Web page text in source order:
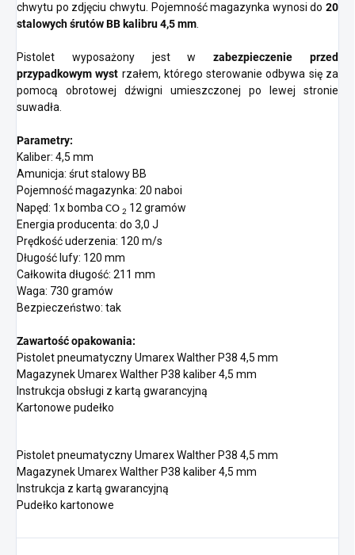
chwytu po zdjęciu chwytu. Pojemność magazynka wynosi do 20
stalowych śrutów BB kalibru 4,5 mm
Pistolet wyposażony jest wzabezpieczenie przed
przypadkowym wyst rzałem, którego sterowanie odbywa się za
pomocą obrotowej dźwigni umieszczonej po lewej stronie
suwadła.
Parametry:
Kaliber: 4,5 mm
Amunicja: śrut stalowy BB
Pojemność magazynka: 20 naboi
Napęd: 1x bomba CO 2 12 gramów
Energia producenta: do 3,0 J
Prędkość uderzenia: 120 m/s
Długość lufy: 120 mm
Całkowita długość: 211 mm
Waga: 730 gramów
Bezpieczeństwo: tak
Zawartość opakowania:
Pistolet pneumatyczny Umarex Walther P38 4,5 mm
Magazynek Umarex Walther P38 kaliber 4,5 mm
Instrukcja obsługi z kartą gwarancyjną
Kartonowe pudełko
Pistolet pneumatyczny Umarex Walther P38 4,5 mm
Magazynek Umarex Walther P38 kaliber 4,5 mm
Instrukcja z kartą gwarancyjną
Pudełko kartonowe